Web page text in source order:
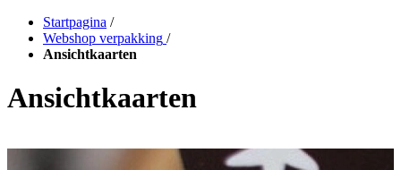
Startpagina /
Webshop verpakking /
Ansichtkaarten
Ansichtkaarten